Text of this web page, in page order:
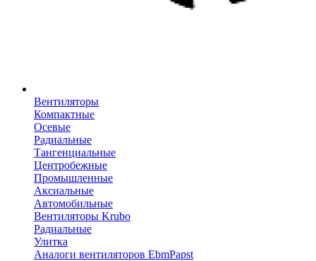
Вентиляторы
Компактные
Осевые
Радиальные
Тангенциальные
Центробежные
Промышленные
Аксиальные
Автомобильные
Вентиляторы Krubo
Радиальные
Улитка
Аналоги вентиляторов EbmPapst